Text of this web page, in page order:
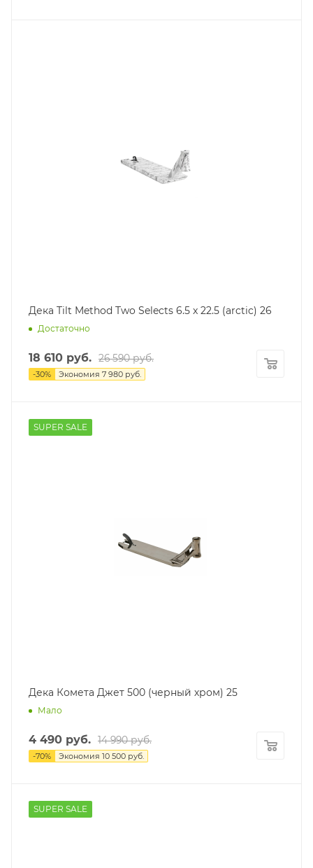
Дека Tilt Method Two Selects 6.5 x 22.5 (arctic) 26
Достаточно
18 610 руб. 26 590руб.
-30% Экономия 7 980 руб.
SUPER SALE
Дека Комета Джет 500 (черный хром) 25
Мало
4 490 руб. 14 990руб.
-70% Экономия 10 500 руб.
SUPER SALE